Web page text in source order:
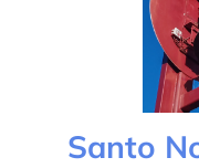
Santo